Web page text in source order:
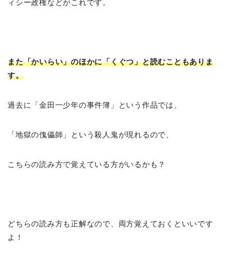
ィシー政権などがこれです。
また「かいらい」のほかに「くぐつ」と読むこともありま
す。
過去に「金田一少年の事件簿」という作品では、
「地獄の傀儡師」という殺人鬼が現れるので、
こちらの読み方で覚えている方がいるかも？
どちらの読み方も正解なので、両方覚えておくといいです
よ！